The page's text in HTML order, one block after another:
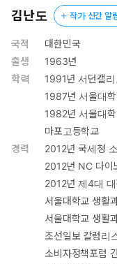
하는 과정이었다. 2024
례라고 할 수 있다.
김난도 작가 신간 알
국적
대한민국
출생
1963년
학력
1991년 서던캘
1987년 서울대
1982년 서울대
마포고등학교
경력
2012년 국세청
2012년 NC 다이
2012년 제4대
서울대학교 생활
서울대학교 생활
조선일보 칼럼리
소비자정책포럼